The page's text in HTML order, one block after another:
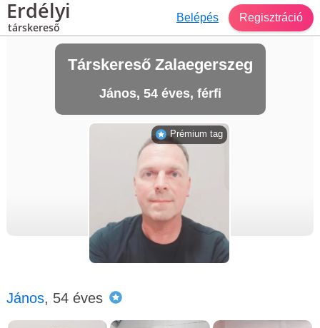
Erdélyi
társkereső
Belépés Regisztráció
Társkereső Zalaegerszeg
János, 54 éves, férfi
János, 54 éves
Prémium tag